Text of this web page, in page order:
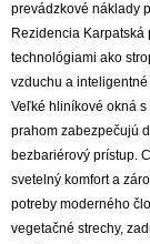
prevádzkové náklady
Rezidencia
technológiami ako
vzduchu a
Veľké hliníkové okná
prahom zabezpečujú
bezbariérový prístup.
svetelný komfort a
potreby moderného
vegetačné strechy,